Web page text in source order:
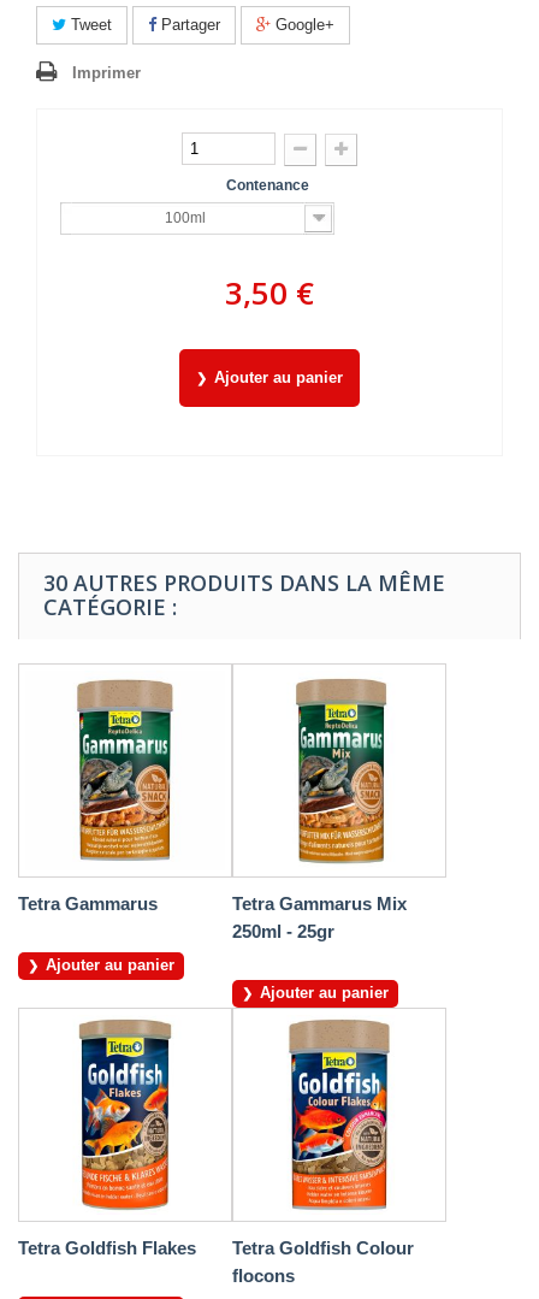
Tweet Partager Google+
Imprimer
Contenance
100ml
3,50 €
Ajouter au panier
30 AUTRES PRODUITS DANS LA MÊME
CATÉGORIE :
Tetra Gammarus
Ajouter au panier
Tetra Gammarus Mix
250ml - 25gr
Ajouter au panier
Tetra Goldfish Flakes
Tetra Goldfish Colour
flocons